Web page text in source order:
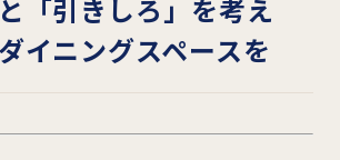
「引きしろ」を考え
イニングスペースを